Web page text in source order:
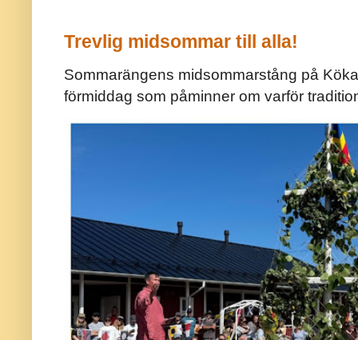
Trevlig midsommar till alla!
Sommarängens midsommarstång på
förmiddag som påminner om varför